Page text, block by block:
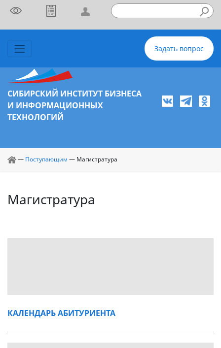
Задать вопрос
СИБИРСКИЙ ИНСТИТУТ БИЗНЕСА
И ИНФОРМАЦИОННЫХ
ТЕХНОЛОГИЙ
— Поступающим — Магистратура
Магистратура
КАЛЕНДАРЬ АБИТУРИЕНТА